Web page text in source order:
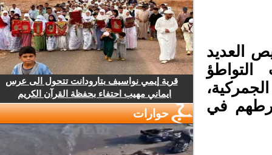
العديد
في
قرية إيمي نواسيف بتارودانت تتحول الى عرس
ايماني مهيب احتفاء بحفظة القرآن الكريم
حوارات